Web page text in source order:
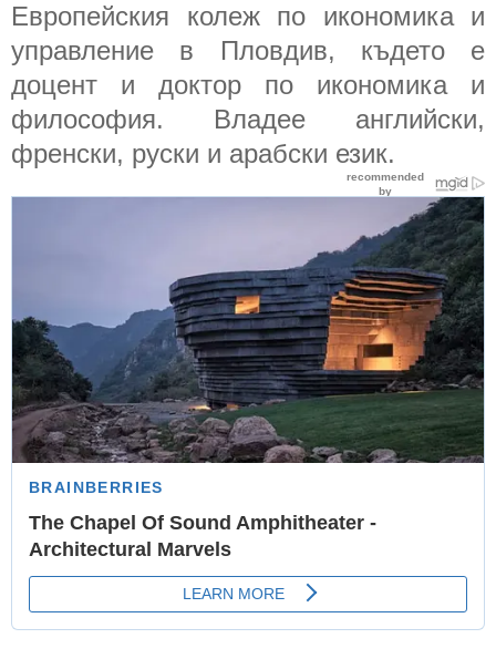
Европейския колеж по икономика и
управление в Пловдив, където е
доцент и доктор по икономика и
философия. Владее английски,
френски, руски и арабски език.